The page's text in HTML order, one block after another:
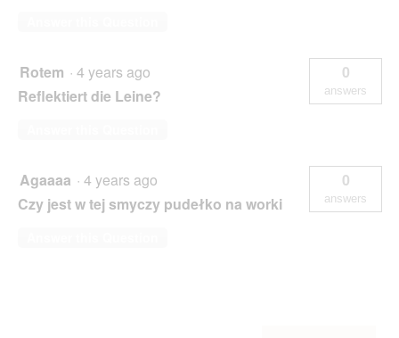
Rotem · 4 years ago
Reflektiert die Leine?
0
answers
Agaaaa · 4 years ago
Czy jest w tej smyczy pudełko na worki
0
answers